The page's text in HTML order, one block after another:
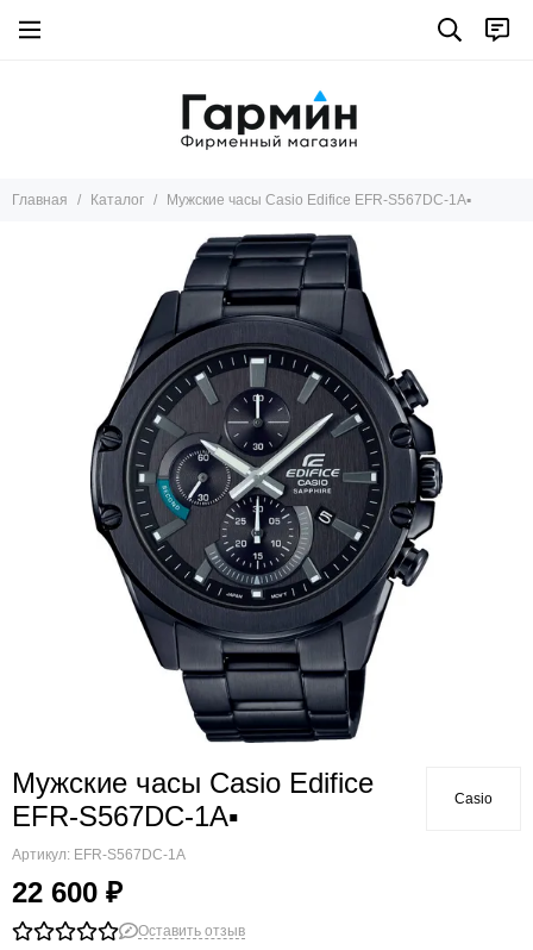
Главная Каталог Мужские часы Casio Edifice EFR-S567DC-1A▪
Мужские часы Casio Edifice
EFR-S567DC-1A▪
Артикул: EFR-S567DC-1A
22 600 ₽
Casio
Оставить отзыв